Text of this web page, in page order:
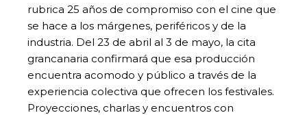
rubrica 25 años de compromiso con el cine que
se hace a los márgenes, periféricos y de la
industria. Del 23 de abril al 3 de mayo, la cita
grancanaria confirmará que esa producción
encuentra acomodo y público a través de la
experiencia colectiva que ofrecen los festivales.
Proyecciones, charlas y encuentros con